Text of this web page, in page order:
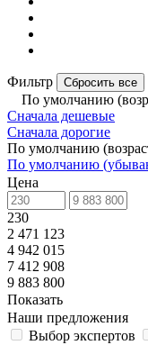
Фильтр Сбросить все
По умолчанию
Сначала дешевые
Сначала дорогие
По умолчанию
По умолчанию
Цена
230
2 471 123
4 942 015
7 412 908
9 883 800
Показать
Наши предложения
Выбор экспертов